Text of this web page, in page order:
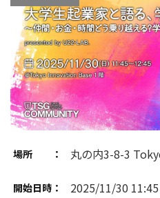
場所 ： 丸の内3-8-3
開始日時： 2025/11/30 11:45